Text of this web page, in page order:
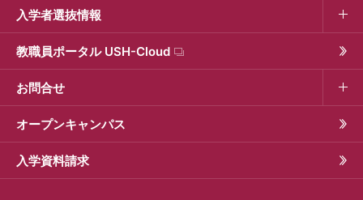
入学者選抜情報
教職員ポータル USH-Cloud
お問合せ
オープンキャンパス
入学資料請求